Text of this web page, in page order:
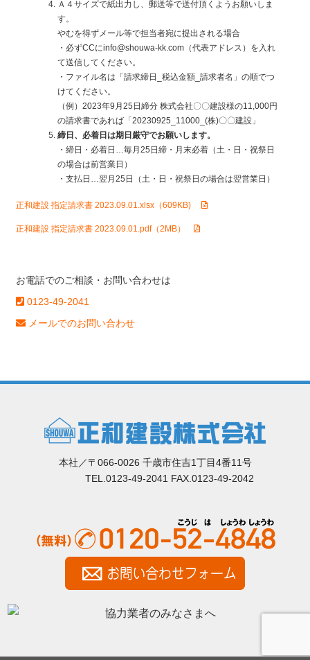
Ａ４サイズで紙出力し、郵送等で送付頂くようお願いしま
す。
やむを得ずメール等で担当者宛に提出される場合
・必ずCCにinfo@shouwa-kk.com（代表アドレス）を入れ
て送信してください。
・ファイル名は「請求締日_税込金額_請求者名」の順でつ
けてください。
（例）2023年9月25日締分 株式会社〇〇建設様の11,000円
の請求書であれば「20230925_11000_(株)〇〇建設」
締日、必着日は期日厳守でお願いします。
・締日・必着日…毎月25日締・月末必着（土・日・祝祭日
の場合は前営業日）
・支払日…翌月25日（土・日・祝祭日の場合は翌営業日）
正和建設 指定請求書 2023.09.01.xlsx（609KB)
正和建設 指定請求書 2023.09.01.pdf（2MB）
お電話でのご相談・お問い合わせは
0123-49-2041
メールでのお問い合わせ
本社／〒066-0026 千歳市住吉1丁目4番11号
TEL.0123-49-2041 FAX.0123-49-2042